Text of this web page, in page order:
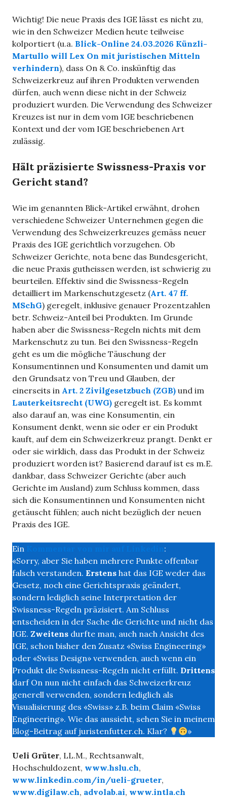
Wichtig! Die neue Praxis des IGE lässt es nicht zu,
wie in den Schweizer Medien heute teilweise
kolportiert (u.a. Blick-Online 24.03.2026 Künzli-
Martullo will Lex On mit juristischen Mitteln
verhindern), dass On & Co. inskünftig das
Schweizerkreuz auf ihren Produkten verwenden
dürfen, auch wenn diese nicht in der Schweiz
produziert wurden. Die Verwendung des Schweizer
Kreuzes ist nur in dem vom IGE beschriebenen
Kontext und der vom IGE beschriebenen Art
zulässig.
Hält präzisierte Swissness-Praxis vor
Gericht stand?
Wie im genannten Blick-Artikel erwähnt, drohen
verschiedene Schweizer Unternehmen gegen die
Verwendung des Schweizerkreuzes gemäss neuer
Praxis des IGE gerichtlich vorzugehen. Ob
Schweizer Gerichte, nota bene das Bundesgericht,
die neue Praxis gutheissen werden, ist schwierig zu
beurteilen. Effektiv sind die Swissness-Regeln
detailliert im Markenschutzgesetz (Art. 47 ff.
MSchG) geregelt, inklusive genauer Prozentzahlen
betr. Schweiz-Anteil bei Produkten. Im Grunde
haben aber die Swissness-Regeln nichts mit dem
Markenschutz zu tun. Bei den Swissness-Regeln
geht es um die mögliche Täuschung der
Konsumentinnen und Konsumenten und damit um
den Grundsatz von Treu und Glauben, der
einerseits in Art. 2 Zivilgesetzbuch (ZGB) und im
Lauterkeitsrecht (UWG) geregelt ist. Es kommt
also darauf an, was eine Konsumentin, ein
Konsument denkt, wenn sie oder er ein Produkt
kauft, auf dem ein Schweizerkreuz prangt. Denkt er
oder sie wirklich, dass das Produkt in der Schweiz
produziert worden ist? Basierend darauf ist es m.E.
dankbar, dass Schweizer Gerichte (aber auch
Gerichte im Ausland) zum Schluss kommen, dass
sich die Konsumentinnen und Konsumenten nicht
getäuscht fühlen; auch nicht bezüglich der neuen
Praxis des IGE.
Ein
:
«Sorry, aber Sie haben mehrere Punkte offenbar
falsch verstanden. Erstens hat das IGE weder das
Gesetz, noch eine Gerichtspraxis geändert,
sondern lediglich seine Interpretation der
Swissness-Regeln präzisiert. Am Schluss
entscheiden in der Sache die Gerichte und nicht das
IGE. Zweitens durfte man, auch nach Ansicht des
IGE, schon bisher den Zusatz «Swiss Engineering»
oder «Swiss Design» verwenden, auch wenn ein
Produkt die Swissness-Regeln nicht erfüllt. Drittens
darf On nun nicht einfach das Schweizerkreuz
generell verwenden, sondern lediglich als
Visualisierung des «Swiss» z.B. beim Claim «Swiss
Engineering». Wie das aussieht, sehen Sie in meinem
Blog-Beitrag auf juristenfutter.ch. Klar?
»
Ueli Grüter, LL.M., Rechtsanwalt,
Hochschuldozent, www.hslu.ch,
www.linkedin.com/in/ueli-grueter,
www.digilaw.ch, advolab.ai, www.intla.ch